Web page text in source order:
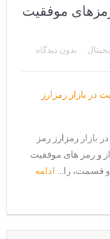
موفقیت
بدون دیدگاه
بازار رمزارز رمز
و رمز های موفقیت
قسمت، را...
ادامه